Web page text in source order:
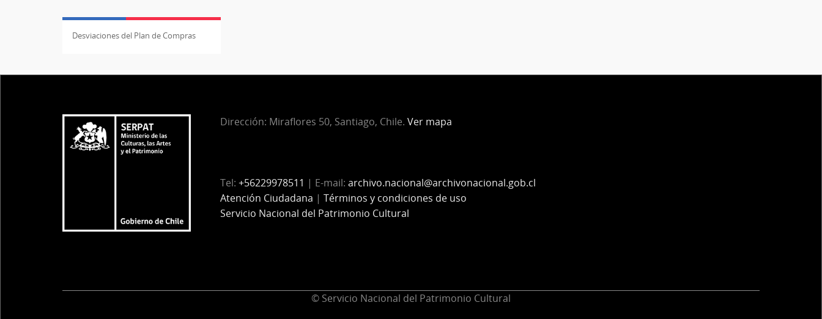
Desviaciones del Plan de Compras
Dirección: Miraflores 50, Santiago, Chile. Ver mapa
Tel: +56229978511 | E-mail: archivo.nacional@archivonacional.gob.cl
Atención Ciudadana | Términos y condiciones de uso
Servicio Nacional del Patrimonio Cultural
© Servicio Nacional del Patrimonio Cultural